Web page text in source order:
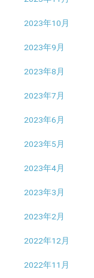
2023年10月
2023年9月
2023年8月
2023年7月
2023年6月
2023年5月
2023年4月
2023年3月
2023年2月
2022年12月
2022年11月